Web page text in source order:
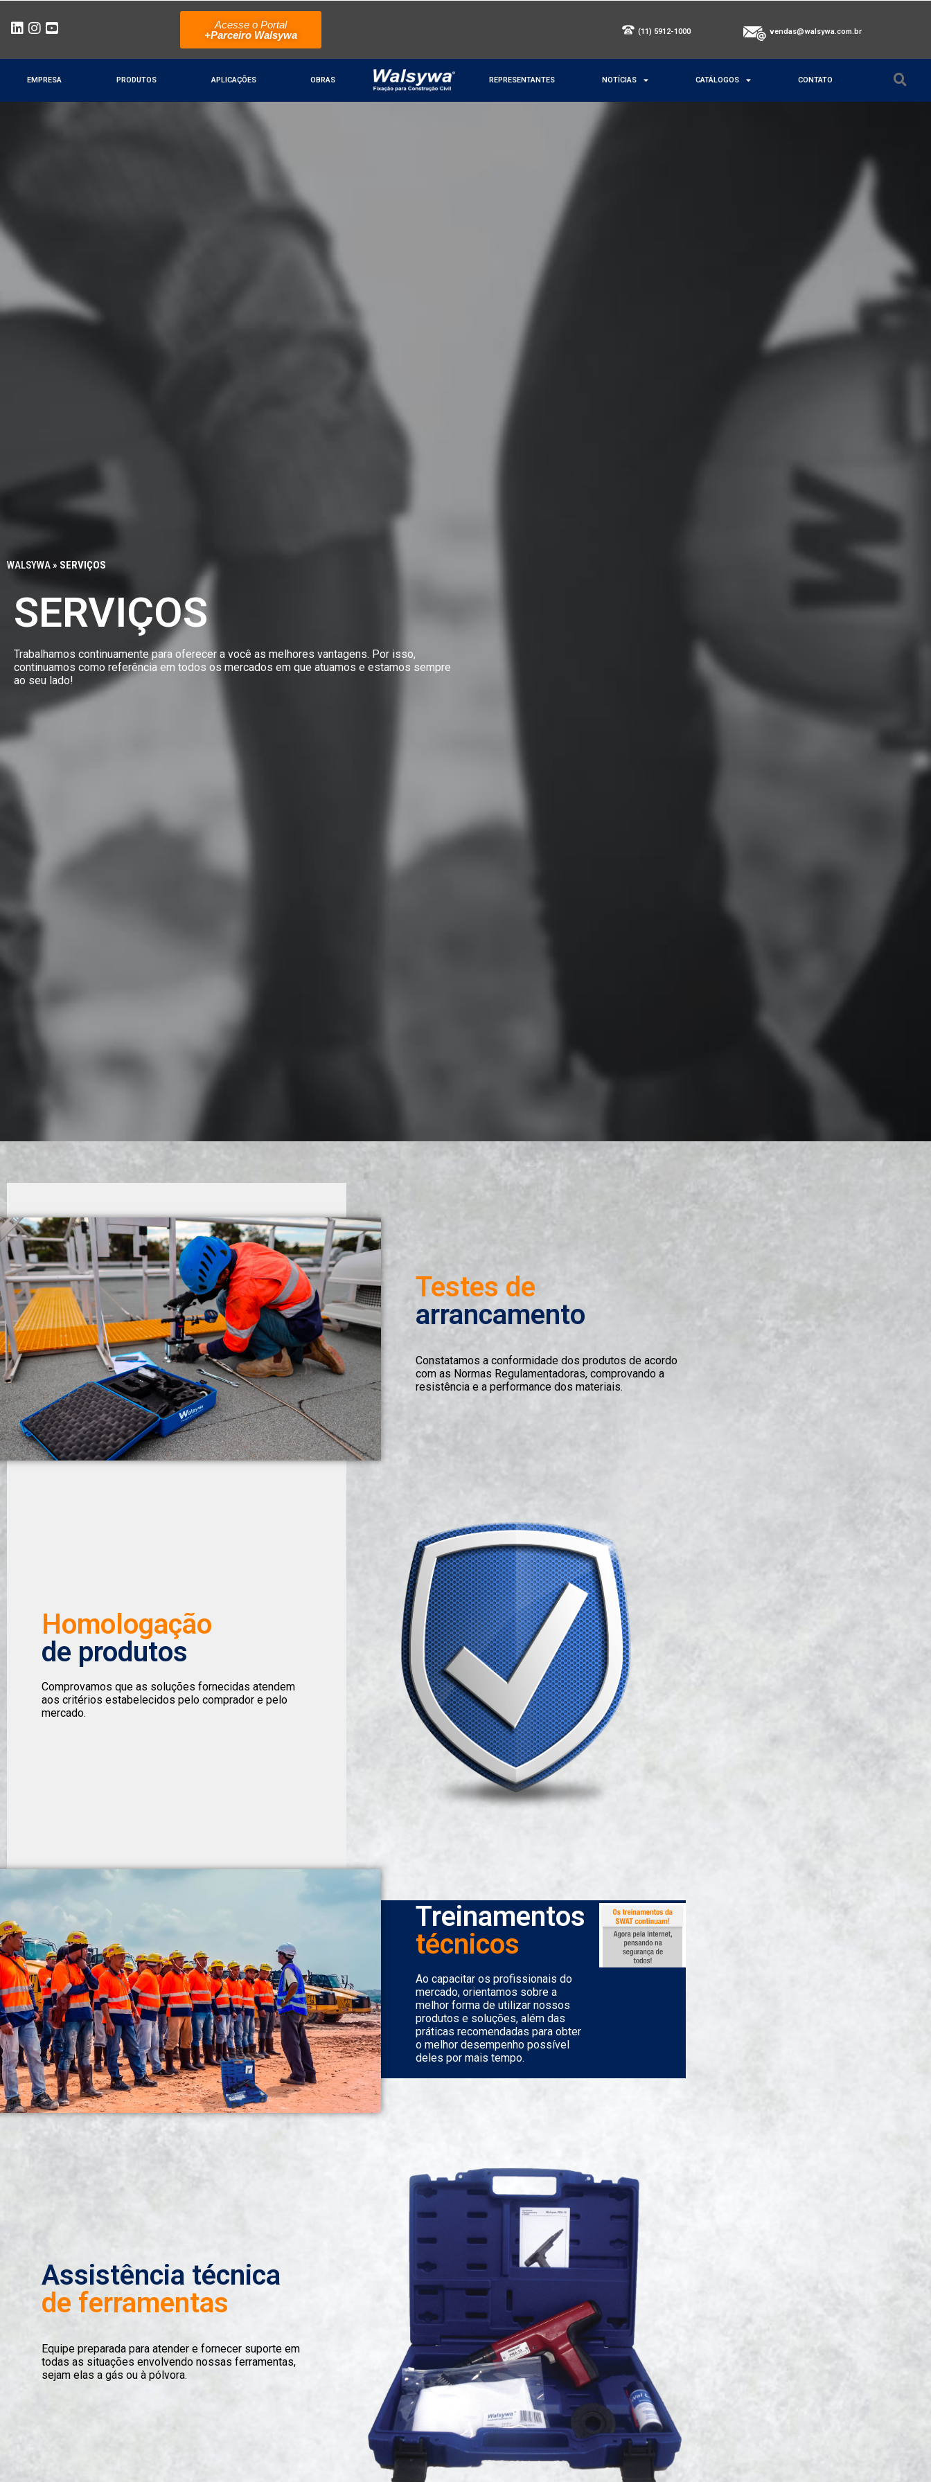
Acesse o Portal
+Parceiro Walsywa
(11) 5912-1000 vendas@walsywa.com.br
EMPRESA PRODUTOS APLICAÇÕES OBRAS REPRESENTANTES NOTÍCIAS CATÁLOGOS CONTATO
WALSYWA » SERVIÇOS
SERVIÇOS
Trabalhamos continuamente para oferecer a você as melhores vantagens. Por isso,
continuamos como referência em todos os mercados em que atuamos e estamos sempre
ao seu lado!
Testes de
arrancamento
Constatamos a conformidade dos produtos de acordo
com as Normas Regulamentadoras, comprovando a
resistência e a performance dos materiais.
Homologação
de produtos
Comprovamos que as soluções fornecidas atendem
aos critérios estabelecidos pelo comprador e pelo
mercado.
Treinamentos
técnicos
Ao capacitar os profissionais do
mercado, orientamos sobre a
melhor forma de utilizar nossos
produtos e soluções, além das
práticas recomendadas para obter
o melhor desempenho possível
deles por mais tempo.
Assistência técnica
de ferramentas
Equipe preparada para atender e fornecer suporte em
todas as situações envolvendo nossas ferramentas,
sejam elas a gás ou à pólvora.